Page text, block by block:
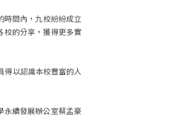
時間內，九校紛紛成立
校的分享，獲得更多實
得以認識本校豐富的人
永續發展辦公室蔡孟豪